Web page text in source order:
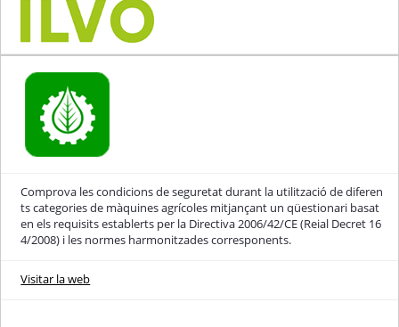
Comprova les condicions de seguretat durant la utilització de diferen
ts categories de màquines agrícoles mitjançant un qüestionari basat
en els requisits establerts per la Directiva 2006/42/CE (Reial Decret 16
4/2008) i les normes harmonitzades corresponents.
Visitar la web